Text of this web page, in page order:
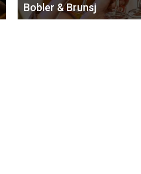
Bobler & Brunsj